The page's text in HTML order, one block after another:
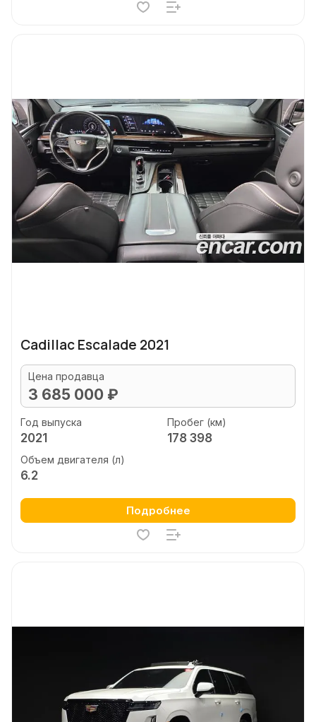
Cadillac Escalade 2021
Цена продавца
3 685 000 ₽
Год выпуска
2021
Пробег (км)
178 398
Объем двигателя (л)
6.2
Подробнее